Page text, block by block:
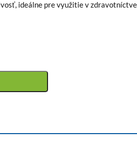
ideálne pre využitie v zdravotníctve